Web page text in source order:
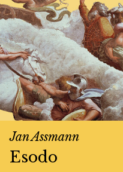
Jan Assmann
Esodo